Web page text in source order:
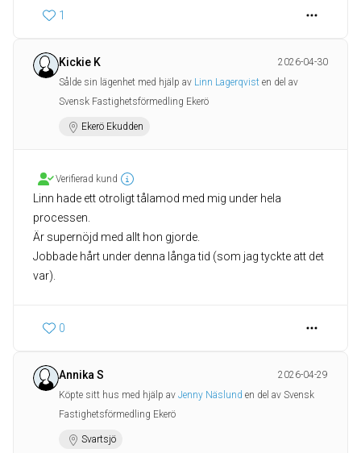
1
Kickie K
2026-04-30
Sålde sin lägenhet med hjälp av Linn Lagerqvist en del av
Svensk Fastighetsförmedling Ekerö
Ekerö Ekudden
Verifierad kund
Linn hade ett otroligt tålamod med mig under hela
processen.
Är supernöjd med allt hon gjorde.
Jobbade hårt under denna långa tid (som jag tyckte att det
var).
0
Annika S
2026-04-29
Köpte sitt hus med hjälp av Jenny Näslund en del av Svensk
Fastighetsförmedling Ekerö
Svartsjö